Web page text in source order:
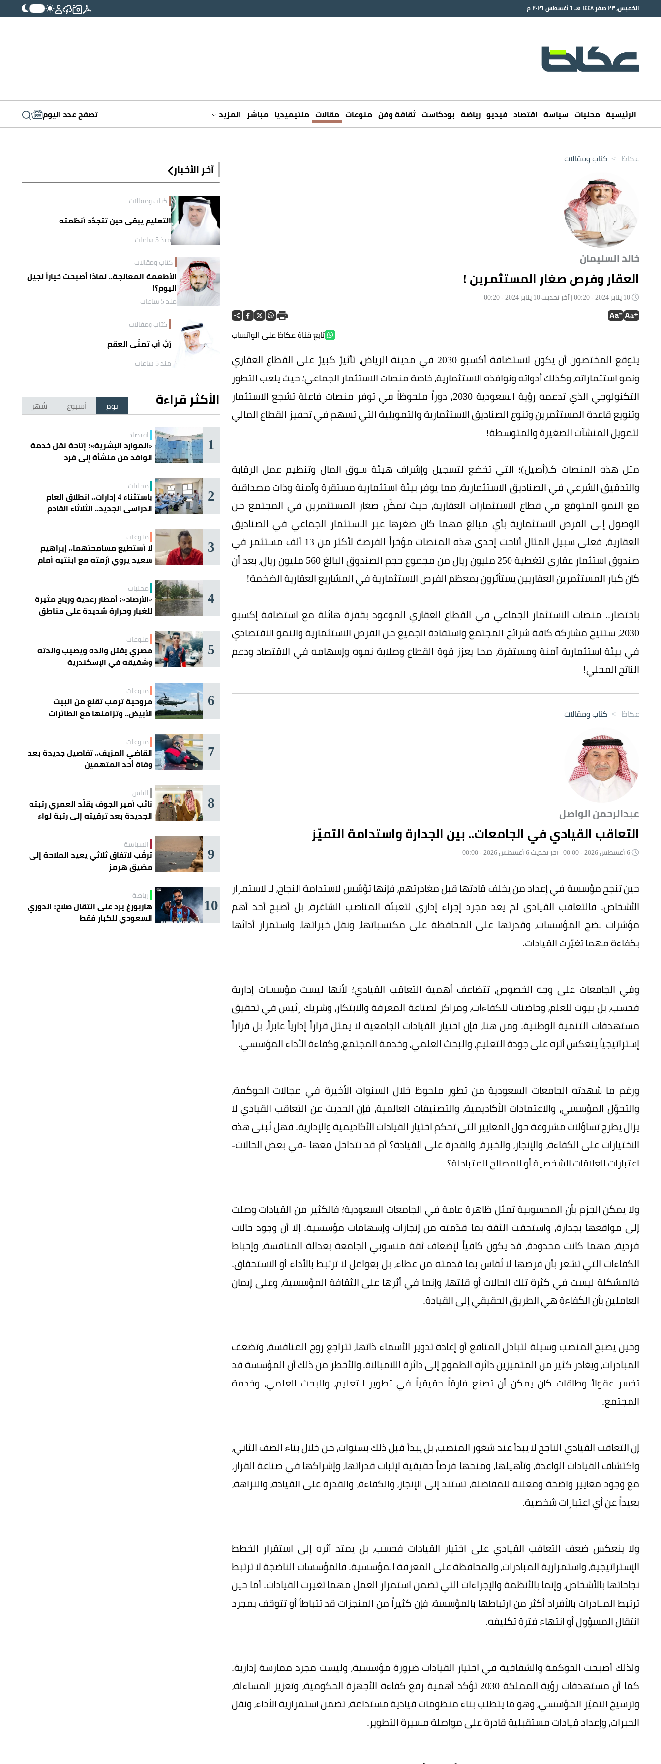
الخميس، ٢٣ صفر ١٤٤٨ هـ ٦ أغسطس ٢٠٢٦ م
الرئيسية محليات سياسة اقتصاد فيديو رياضة بودكاست ثقافة وفن منوعات مقالات ملتيميديا مباشر المزيد تصفح عدد اليوم
عكاظ > كتاب ومقالات
خالد السليمان
العقار وفرص صغار المستثمرين !
تابع قناة عكاظ على الواتساب
يتوقع المختصون أن يكون لاستضافة أكسبو 2030 في مدينة الرياض، تأثيرٌ كبيرٌ على القطاع العقاري
ونمو استثماراته، وكذلك أدواته ونوافذه الاستثمارية، خاصة منصات الاستثمار الجماعي؛ حيث يلعب التطور
التكنولوجي الذي تدعمه رؤية السعودية 2030، دوراً ملحوظاً في توفر منصات فاعلة تشجع الاستثمار
وتنويع قاعدة المستثمرين وتنوع الصناديق الاستثمارية والتمويلية التي تسهم في تحفيز القطاع المالي
لتمويل المنشآت الصغيرة والمتوسطة!
مثل هذه المنصات كـ(أصيل)؛ التي تخضع لتسجيل وإشراف هيئة سوق المال وتنظيم عمل الرقابة
والتدقيق الشرعي في الصناديق الاستثمارية، مما يوفر بيئة استثمارية مستقرة وآمنة وذات مصداقية
مع النمو المتوقع في قطاع الاستثمارات العقارية، حيث تمكِّن صغار المستثمرين في المجتمع من
الوصول إلى الفرص الاستثمارية بأي مبالغ مهما كان صغرها عبر الاستثمار الجماعي في الصناديق
العقارية، فعلى سبيل المثال أتاحت إحدى هذه المنصات مؤخراً الفرصة لأكثر من 13 ألف مستثمر في
صندوق استثمار عقاري لتغطية 250 مليون ريال من مجموع حجم الصندوق البالغ 560 مليون ريال، بعد أن
كان كبار المستثمرين العقاريين يستأثرون بمعظم الفرص الاستثمارية في المشاريع العقارية الضخمة!
باختصار.. منصات الاستثمار الجماعي في القطاع العقاري الموعود بقفزة هائلة مع استضافة إكسبو
2030، ستتيح مشاركة كافة شرائح المجتمع واستفادة الجميع من الفرص الاستثمارية والنمو الاقتصادي
في بيئة استثمارية آمنة ومستقرة، مما يعزز قوة القطاع وصلابة نموه وإسهامه في الاقتصاد ودعم
الناتج المحلي!
عكاظ > كتاب ومقالات
عبدالرحمن الواصل
التعاقب القيادي في الجامعات.. بين الجدارة واستدامة التميّز
حين تنجح مؤسسة في إعداد من يخلف قادتها قبل مغادرتهم، فإنها تؤسّس لاستدامة النجاح، لا لاستمرار
الأشخاص. فالتعاقب القيادي لم يعد مجرد إجراء إداري لتعبئة المناصب الشاغرة، بل أصبح أحد أهم
مؤشرات نضج المؤسسات، وقدرتها على المحافظة على مكتسباتها، ونقل خبراتها، واستمرار أدائها
بكفاءة مهما تغيّرت القيادات.
وفي الجامعات على وجه الخصوص، تتضاعف أهمية التعاقب القيادي؛ لأنها ليست مؤسسات إدارية
فحسب، بل بيوت للعلم، وحاضنات للكفاءات، ومراكز لصناعة المعرفة والابتكار، وشريك رئيس في تحقيق
مستهدفات التنمية الوطنية. ومن هنا، فإن اختيار القيادات الجامعية لا يمثل قراراً إدارياً عابراً، بل قراراً
إستراتيجياً ينعكس أثره على جودة التعليم، والبحث العلمي، وخدمة المجتمع، وكفاءة الأداء المؤسسي.
ورغم ما شهدته الجامعات السعودية من تطور ملحوظ خلال السنوات الأخيرة في مجالات الحوكمة،
والتحوّل المؤسسي، والاعتمادات الأكاديمية، والتصنيفات العالمية، فإن الحديث عن التعاقب القيادي لا
يزال يطرح تساؤلات مشروعة حول المعايير التي تحكم اختيار القيادات الأكاديمية والإدارية. فهل تُبنى هذه
الاختيارات على الكفاءة، والإنجاز، والخبرة، والقدرة على القيادة؟ أم قد تتداخل معها -في بعض الحالات-
اعتبارات العلاقات الشخصية أو المصالح المتبادلة؟
ولا يمكن الجزم بأن المحسوبية تمثل ظاهرة عامة في الجامعات السعودية؛ فالكثير من القيادات وصلت
إلى مواقعها بجدارة، واستحقت الثقة بما قدّمته من إنجازات وإسهامات مؤسسية. إلا أن وجود حالات
فردية، مهما كانت محدودة، قد يكون كافياً لإضعاف ثقة منسوبي الجامعة بعدالة المنافسة، وإحباط
الكفاءات التي تشعر بأن فرصها لا تُقاس بما قدمته من عطاء، بل بعوامل لا ترتبط بالأداء أو الاستحقاق.
فالمشكلة ليست في كثرة تلك الحالات أو قلتها، وإنما في أثرها على الثقافة المؤسسية، وعلى إيمان
العاملين بأن الكفاءة هي الطريق الحقيقي إلى القيادة.
وحين يصبح المنصب وسيلة لتبادل المنافع أو إعادة تدوير الأسماء ذاتها، تتراجع روح المنافسة، وتضعف
المبادرات، ويغادر كثير من المتميزين دائرة الطموح إلى دائرة اللامبالاة. والأخطر من ذلك أن المؤسسة قد
تخسر عقولاً وطاقات كان يمكن أن تصنع فارقاً حقيقياً في تطوير التعليم، والبحث العلمي، وخدمة
المجتمع.
إن التعاقب القيادي الناجح لا يبدأ عند شغور المنصب، بل يبدأ قبل ذلك بسنوات، من خلال بناء الصف الثاني،
واكتشاف القيادات الواعدة، وتأهيلها، ومنحها فرصاً حقيقية لإثبات قدراتها، وإشراكها في صناعة القرار،
مع وجود معايير واضحة ومعلنة للمفاضلة، تستند إلى الإنجاز، والكفاءة، والقدرة على القيادة، والنزاهة،
بعيداً عن أي اعتبارات شخصية.
ولا ينعكس ضعف التعاقب القيادي على اختيار القيادات فحسب، بل يمتد أثره إلى استقرار الخطط
الإستراتيجية، واستمرارية المبادرات، والمحافظة على المعرفة المؤسسية. فالمؤسسات الناضجة لا ترتبط
نجاحاتها بالأشخاص، وإنما بالأنظمة والإجراءات التي تضمن استمرار العمل مهما تغيرت القيادات. أما حين
ترتبط المبادرات بالأفراد أكثر من ارتباطها بالمؤسسة، فإن كثيراً من المنجزات قد تتباطأ أو تتوقف بمجرد
انتقال المسؤول أو انتهاء فترة تكليفه.
ولذلك أصبحت الحوكمة والشفافية في اختيار القيادات ضرورة مؤسسية، وليست مجرد ممارسة إدارية.
كما أن مستهدفات رؤية المملكة 2030 تؤكد أهمية رفع كفاءة الأجهزة الحكومية، وتعزيز المساءلة،
وترسيخ التميّز المؤسسي، وهو ما يتطلب بناء منظومات قيادية مستدامة، تضمن استمرارية الأداء، ونقل
الخبرات، وإعداد قيادات مستقبلية قادرة على مواصلة مسيرة التطوير.
آخر الأخبار
كتاب ومقالات
التعليم يبقى حين تتجدّد أنظمته
منذ 5 ساعات
كتاب ومقالات
الأطعمة المعالجة.. لماذا أصبحت خياراً لجيل
اليوم؟!
منذ 5 ساعات
كتاب ومقالات
رُبَّ أبٍ تمنّى العقم
منذ 5 ساعات
الأكثر قراءة يوم أسبوع شهر
1 اقتصاد
«الموارد البشرية»: إتاحة نقل خدمة
الوافد من منشأة إلى فرد
2 محليات
باستثناء 4 إدارات.. انطلاق العام
الدراسي الجديد.. الثلاثاء القادم
3 منوعات
لا أستطيع مسامحتهما.. إبراهيم
سعيد يروي أزمته مع ابنتيه أمام
4 محليات
«الأرصاد»: أمطار رعدية ورياح مثيرة
للغبار وحرارة شديدة على مناطق
5 منوعات
مصري يقتل والده ويصيب والدته
وشقيقه في الإسكندرية
6 منوعات
مروحية ترمب تقلع من البيت
الأبيض.. وتزامنها مع الطائرات
7 منوعات
القاضي المزيف.. تفاصيل جديدة بعد
وفاة أحد المتهمين
8 الناس
نائب أمير الجوف يقلّد العمري رتبته
الجديدة بعد ترقيته إلى رتبة لواء
9 السياسة
ترقّب لاتفاق ثلاثي يعيد الملاحة إلى
مضيق هرمز
10 رياضة
هاربورغ يرد على انتقال صلاح: الدوري
السعودي للكبار فقط